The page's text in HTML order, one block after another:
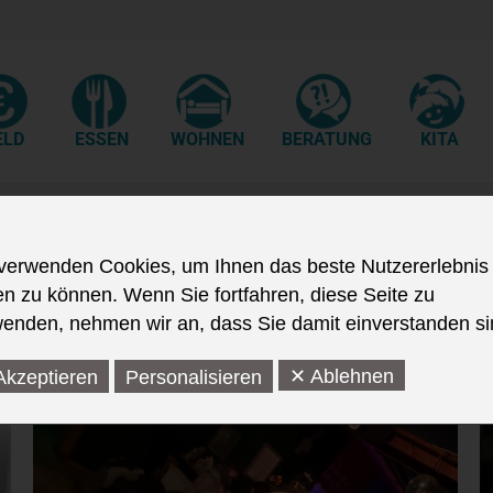
ESSEN WOHNEN BERATUNG KITA
Cookies, um Ihnen das beste Nutzererlebnis
zu können. Wenn Sie fortfahren, diese Seite zu
nehmen wir an, dass Sie damit einverstanden
Personalisieren ✕ Ablehnen